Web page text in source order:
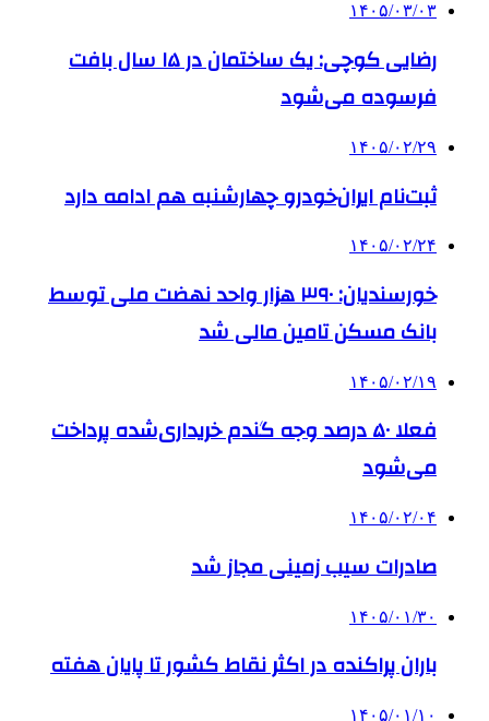
۱۴۰۵/۰۳/۰۳
رضایی کوچی: یک ساختمان در ۱۵ سال بافت
فرسوده می‌شود
۱۴۰۵/۰۲/۲۹
ثبت‌نام ایران‌خودرو چهارشنبه هم ادامه دارد
۱۴۰۵/۰۲/۲۴
خورسندیان: ۳۹۰ هزار واحد نهضت ملی توسط
بانک مسکن تامین مالی شد
۱۴۰۵/۰۲/۱۹
فعلا ۵۰ درصد وجه گندم خریداری‌شده پرداخت
می‌شود
۱۴۰۵/۰۲/۰۴
صادرات سیب زمینی مجاز شد
۱۴۰۵/۰۱/۳۰
باران پراکنده در اکثر نقاط کشور تا پایان هفته
۱۴۰۵/۰۱/۱۰